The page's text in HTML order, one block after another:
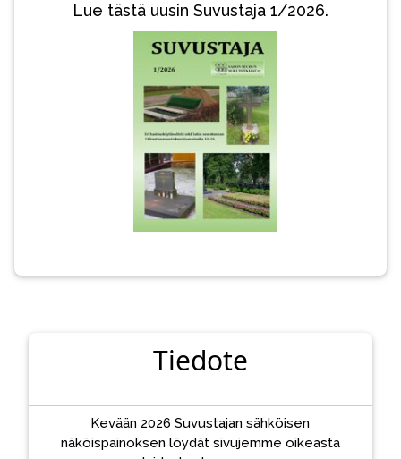
Lue tästä uusin Suvustaja 1/2026.
Tiedote
Kevään 2026 Suvustajan sähköisen
näköispainoksen löydät sivujemme oikeasta